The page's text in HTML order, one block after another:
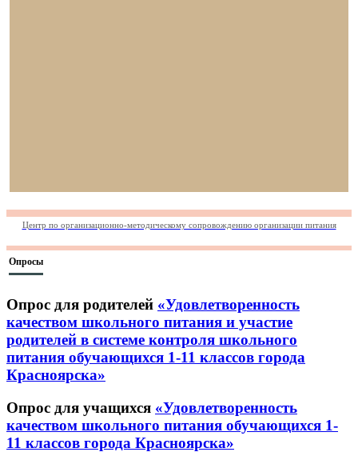
Центр по организационно-методическому сопровождению организации питания
Опросы
Опрос для родителей «Удовлетворенность
качеством школьного питания и участие
родителей в системе контроля школьного
питания обучающихся 1-11 классов города
Красноярска»
Опрос для учащихся «Удовлетворенность
качеством школьного питания обучающихся 1-
11 классов города Красноярска»